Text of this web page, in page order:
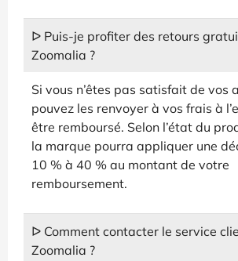
ᐅ Puis-je profiter des retours
Zoomalia ?
Si vous n’êtes pas satisfait de vos
pouvez les renvoyer à vos frais à
être remboursé. Selon l’état du
la marque pourra appliquer une
10 % à 40 % au montant de votre
remboursement.
ᐅ Comment contacter le service
Zoomalia ?